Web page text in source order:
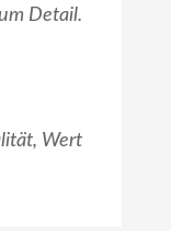
Detail.
Wert